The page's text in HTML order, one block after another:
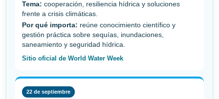
Tema: cooperación, resiliencia hídrica y soluciones
frente a crisis climáticas.
Por qué importa: reúne conocimiento científico y
gestión práctica sobre sequías, inundaciones,
saneamiento y seguridad hídrica.
Sitio oficial de World Water Week
22 de septiembre